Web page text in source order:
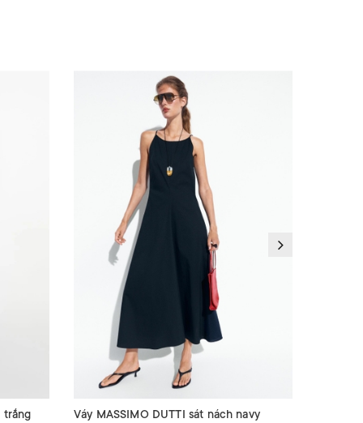
trắng
Váy MASSIMO DUTTI sát nách navy